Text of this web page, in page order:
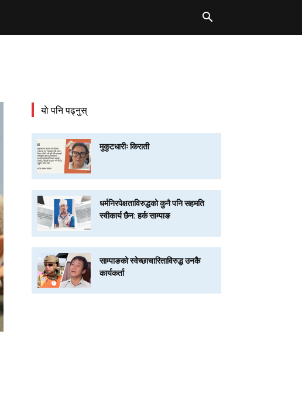
याे पनि पढ्नुस्
मुकुटधारीः किराती
धर्मनिरपेक्षताविरुद्धको कुनै पनि सहमति
स्वीकार्य छैन: हर्क साम्पाङ
साम्पाङको स्वेच्छाचारिताविरुद्ध उनकै
कार्यकर्ता